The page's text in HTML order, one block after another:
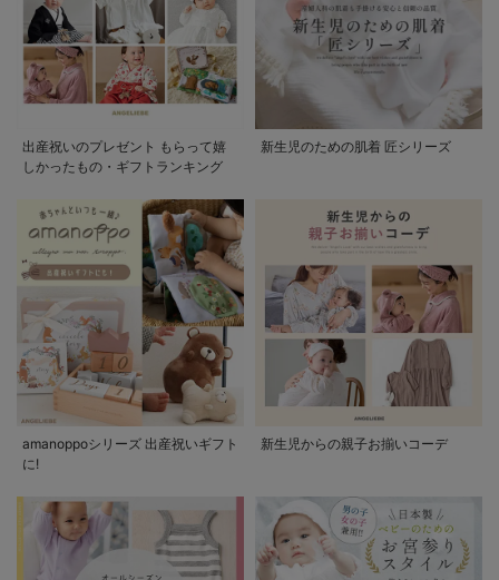
出産祝いのプレゼント もらって嬉
しかったもの・ギフトランキング
新生児のための肌着 匠シリーズ
amanoppoシリーズ 出産祝いギフト
に!
新生児からの親子お揃いコーデ